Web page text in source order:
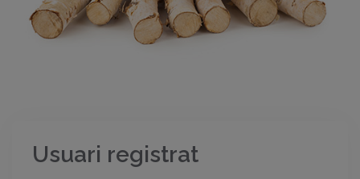
Usuari registrat